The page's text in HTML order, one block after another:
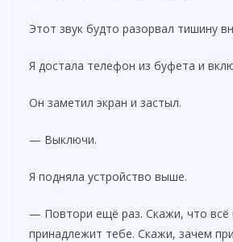
Этот звук будто разорвал тишину
Я достала телефон из буфета и
Он заметил экран и застыл.
— Выключи.
Я подняла устройство выше.
— Повтори ещё раз. Скажи, что всё
принадлежит тебе. Скажи, зачем